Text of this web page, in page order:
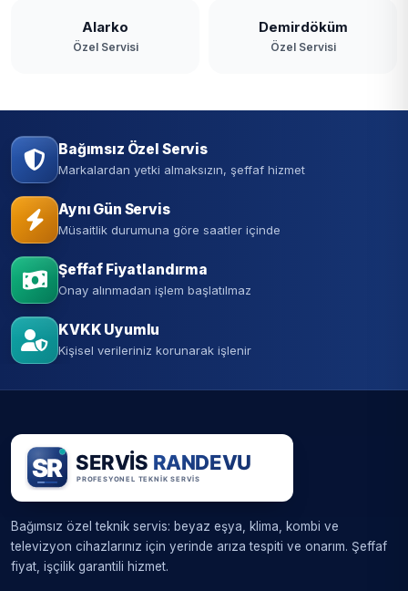
Alarko
Özel Servisi
Demirdöküm
Özel Servisi
Bağımsız Özel Servis
Markalardan yetki almaksızın, şeffaf hizmet
Aynı Gün Servis
Müsaitlik durumuna göre saatler içinde
Şeffaf Fiyatlandırma
Onay alınmadan işlem başlatılmaz
KVKK Uyumlu
Kişisel verileriniz korunarak işlenir
Bağımsız özel teknik servis: beyaz eşya, klima, kombi ve
televizyon cihazlarınız için yerinde arıza tespiti ve onarım. Şeffaf
fiyat, işçilik garantili hizmet.